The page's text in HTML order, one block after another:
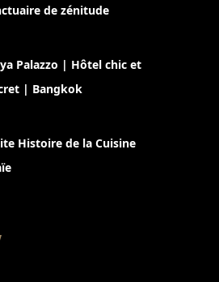
de zénitude
Palazzo | Hôtel chic et
| Bangkok
Histoire de la Cuisine